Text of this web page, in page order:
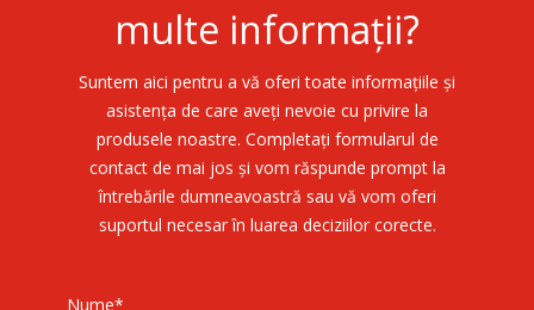
multe informații?
Suntem aici pentru a vă oferi toate informațiile și
asistența de care aveți nevoie cu privire la
produsele noastre. Completați formularul de
contact de mai jos și vom răspunde prompt la
întrebările dumneavoastră sau vă vom oferi
suportul necesar în luarea deciziilor corecte.
Nume*